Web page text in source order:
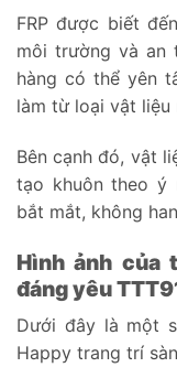
FRP được biết
môi trường và an
hàng có thể yên
làm từ loại vật liệu
Bên cạnh đó, vật
tạo khuôn theo ý
bắt mắt, không
Hình ảnh của
đáng yêu
Dưới đây là một
Happy trang trí